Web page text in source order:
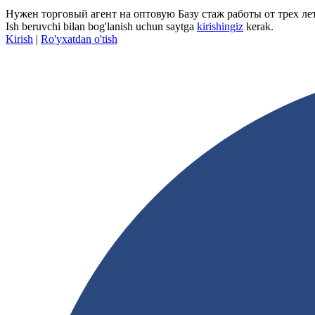
Нужен торговый агент на оптовую Базу стаж работы от трех
Ish beruvchi bilan bog'lanish uchun saytga kirishingiz kerak.
Kirish | Ro'yxatdan o'tish